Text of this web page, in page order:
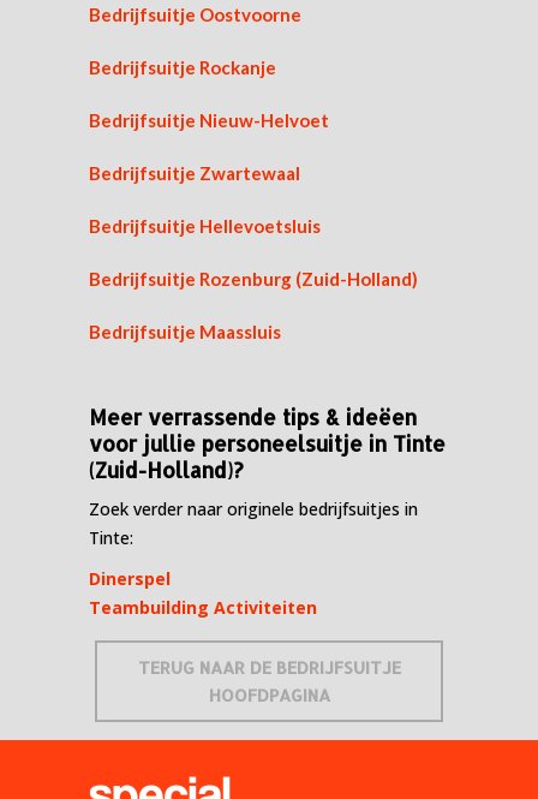
Bedrijfsuitje Oostvoorne
Bedrijfsuitje Rockanje
Bedrijfsuitje Nieuw-Helvoet
Bedrijfsuitje Zwartewaal
Bedrijfsuitje Hellevoetsluis
Bedrijfsuitje Rozenburg (Zuid-Holland)
Bedrijfsuitje Maassluis
Meer verrassende tips & ideëen
voor jullie personeelsuitje in Tinte
(Zuid-Holland)?
Zoek verder naar originele bedrijfsuitjes in
Tinte:
Dinerspel
Teambuilding Activiteiten
TERUG NAAR DE BEDRIJFSUITJE
HOOFDPAGINA